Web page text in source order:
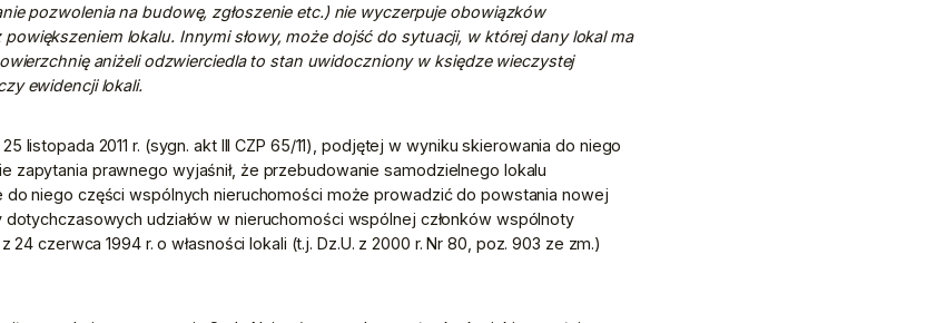
pozwolenia na budowę, zgłoszenie etc.) nie wyczerpuje obowiązków
lokalu. Innymi słowy, może dojść do sytuacji, w której dany lokal ma
aniżeli odzwierciedla to stan uwidoczniony w księdze wieczystej
ewidencji lokali.
listopada 2011 r. (sygn. akt III CZP 65/11), podjętej w wyniku skierowania do niego
zapytania prawnego wyjaśnił, że przebudowanie samodzielnego lokalu
do niego części wspólnych nieruchomości może prowadzić do powstania nowej
udziałów w nieruchomości wspólnej członków wspólnoty
czerwca 1994 r. o własności lokali (t.j. Dz.U. z 2000 r. Nr 80, poz. 903 ze zm.)